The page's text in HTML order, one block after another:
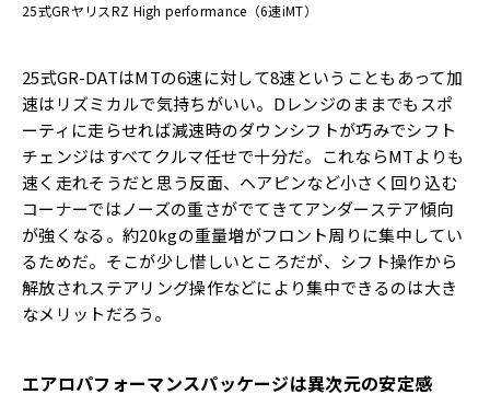
25式GRヤリスRZ High performance（6速iMT）
25式GR-DATはMTの6速に対して8速ということもあって加
速はリズミカルで気持ちがいい。Dレンジのままでもスポ
ーティに走らせれば減速時のダウンシフトが巧みでシフト
チェンジはすべてクルマ任せで十分だ。これならMTよりも
速く走れそうだと思う反面、ヘアピンなど小さく回り込む
コーナーではノーズの重さがでてきてアンダーステア傾向
が強くなる。約20kgの重量増がフロント周りに集中してい
るためだ。そこが少し惜しいところだが、シフト操作から
解放されステアリング操作などにより集中できるのは大き
なメリットだろう。
エアロパフォーマンスパッケージは異次元の安定感